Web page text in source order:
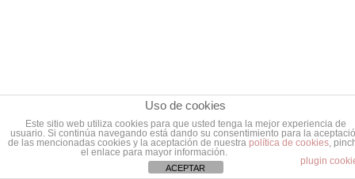
Uso de cookies
Este sitio web utiliza cookies para que usted tenga la mejor experiencia de
usuario. Si continúa navegando está dando su consentimiento para la
de las mencionadas cookies y la aceptación de nuestra política de cookies,
el enlace para mayor información.
plugin
ACEPTAR